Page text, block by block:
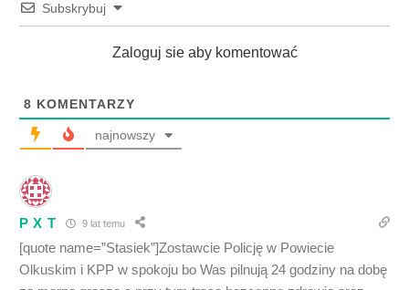
Subskrybuj
Zaloguj sie aby komentować
8 KOMENTARZY
najnowszy
P X T 9 lat temu
[quote name=”Stasiek”]Zostawcie Policję w Powiecie
Olkuskim i KPP w spokoju bo Was pilnują 24 godziny na dobę